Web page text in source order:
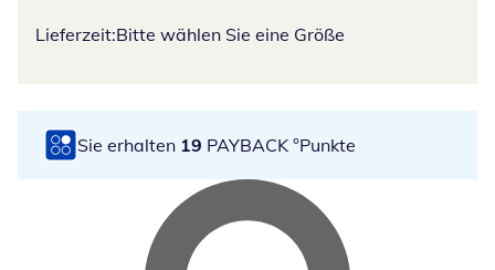
Lieferzeit:Bitte wählen Sie eine Größe
Sie erhalten 19 PAYBACK °Punkte